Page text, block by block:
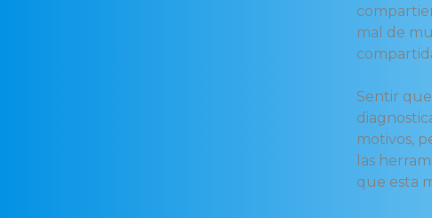
mal de
Sentir
motivos,
las
que esta